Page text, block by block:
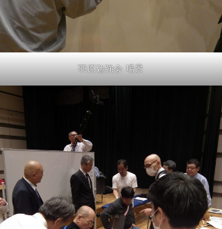
羽原勉強会 場景